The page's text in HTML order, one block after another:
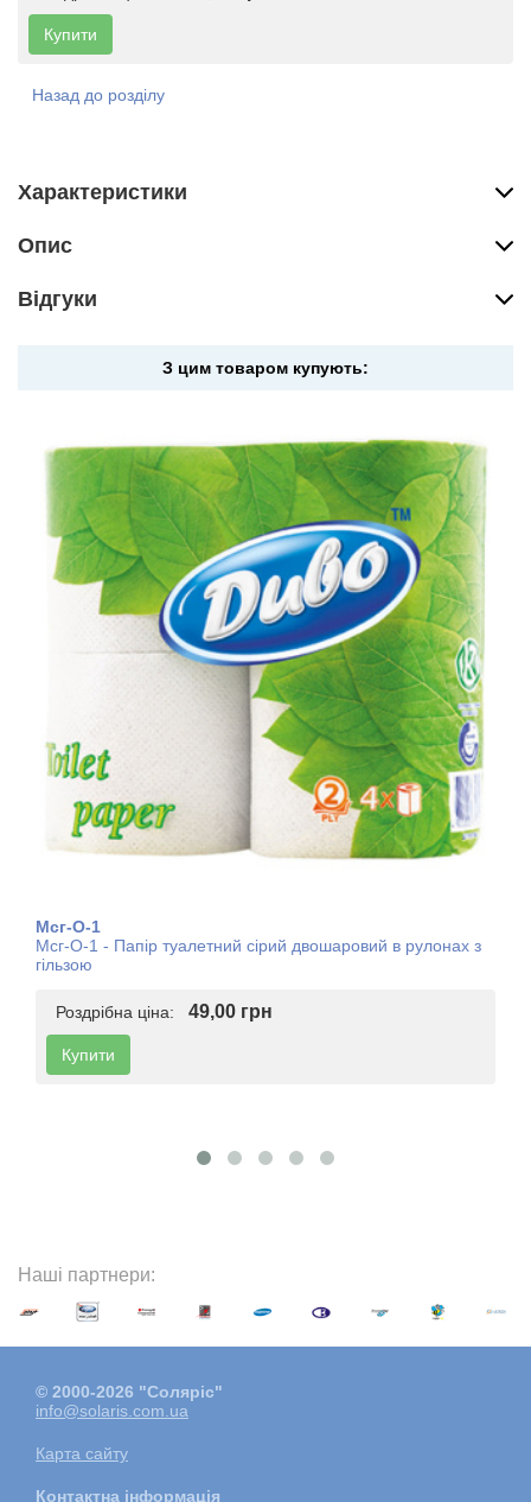
Купити
Назад до розділу
Характеристики
Опис
Вiдгуки
З цим товаром купують:
Мсг-О-1
Мсг-О-1 - Папір туалетний сірий двошаровий в рулонах з
гільзою
Роздрібна ціна: 49,00 грн
Купити
Наші партнери:
© 2000-2026 "Соляріс"
info@solaris.com.ua
Карта сайту
Контактна інформація